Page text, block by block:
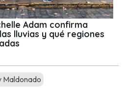
Adam confirma
lluvias y qué regiones
Maldonado